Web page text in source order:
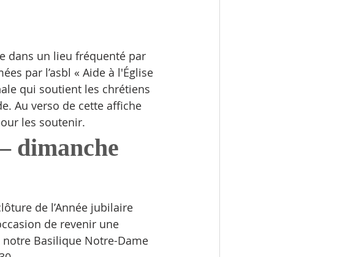
dans un lieu fréquenté par
par l’asbl « Aide à l'Église
qui soutient les chrétiens
Au verso de cette affiche
les soutenir.
dimanche
de l’Année jubilaire
de revenir une
notre Basilique Notre-Dame